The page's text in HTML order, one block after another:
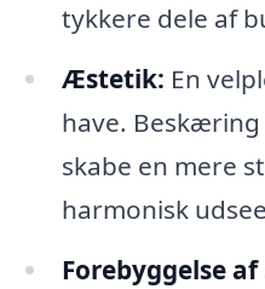
tykkere dele af
Æstetik: En
have.
skabe en mere
harmonisk
Forebyggelse